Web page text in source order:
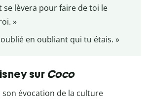
se lèvera pour faire de toi le
»
oublié en oubliant qui tu étais. »
sur Coco
évocation de la culture